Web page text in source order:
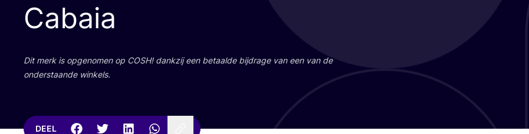
Cabaia
Dit merk is opge­no­men op COSH! dank­zij een betaal­de bij­dra­ge van een van de
onder­staan­de winkels.
DEEL